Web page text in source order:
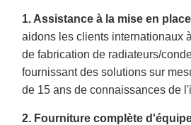
1. Assistance à la mise en
aidons les clients internationaux
de fabrication de radiateurs/
fournissant des solutions sur
de 15 ans de connaissances de
2. Fourniture complète